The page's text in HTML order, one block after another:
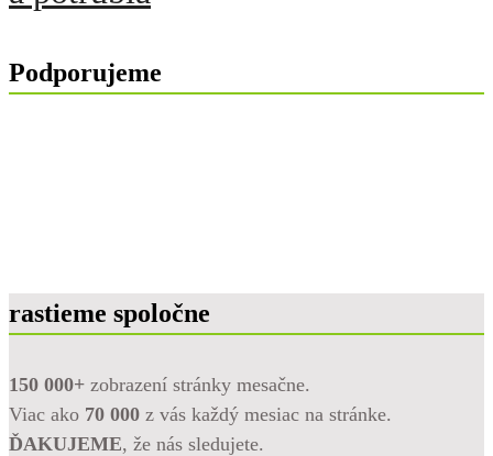
Podporujeme
rastieme spoločne
150 000+ zobrazení stránky mesačne.
Viac ako 70 000 z vás každý mesiac na stránke.
ĎAKUJEME, že nás sledujete.